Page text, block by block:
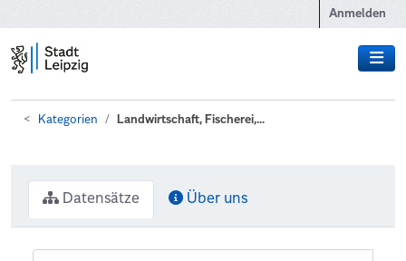
Anmelden
Kategorien Landwirtschaft, Fischerei,...
Datensätze Über uns